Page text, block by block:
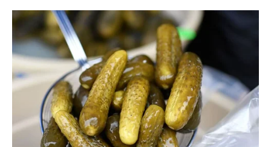
Marinko Rokvić: Očinstvo i Odgovornost
Jedan od najznačajnijih aspekata Marinkove ličnosti bio je
njegov odnos prema svom vanbračnom sinu, Dariju. U svetu
gdje mnogi poznati ljudi biraju da negiraju ili skrivaju svoje
privatne živote, Marinko je otvoreno prihvatio svoju
odgovornost. Ovaj čin je bio više od formalnosti; to je bio izraz
njegovog stava prema očinstvu i porodičnim vrednostima.